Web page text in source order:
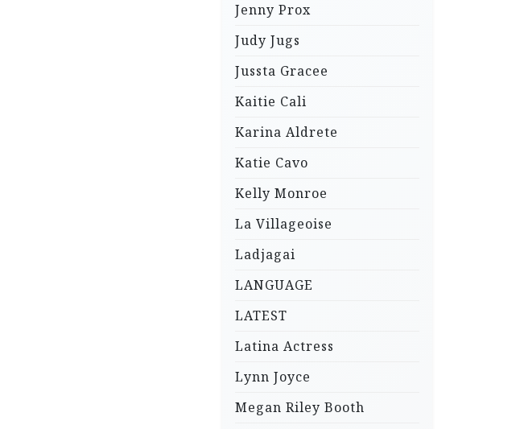
Jenny Prox
Judy Jugs
Jussta Gracee
Kaitie Cali
Karina Aldrete
Katie Cavo
Kelly Monroe
La Villageoise
Ladjagai
LANGUAGE
LATEST
Latina Actress
Lynn Joyce
Megan Riley Booth